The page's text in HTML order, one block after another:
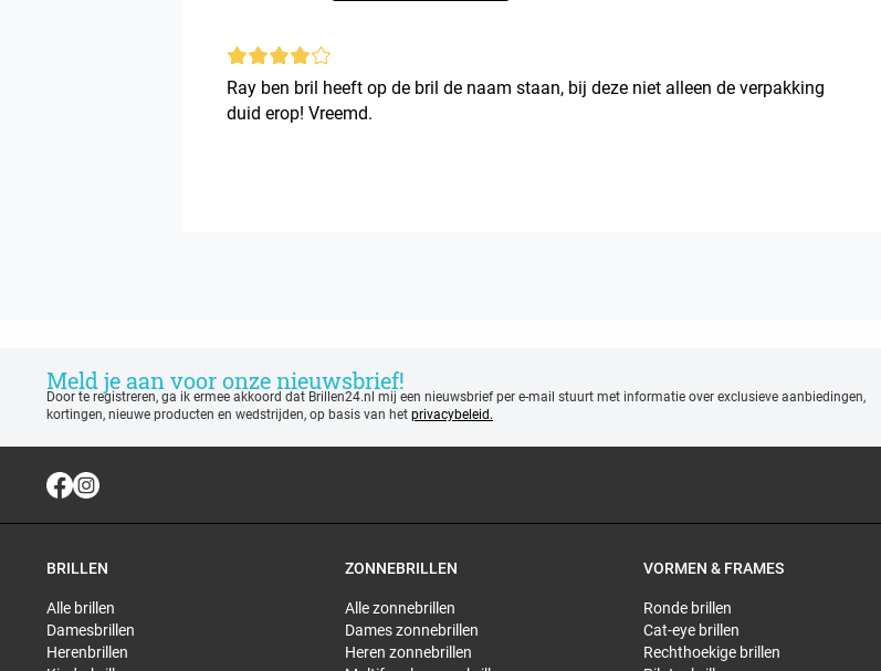
Ray ben bril heeft op de bril de naam staan, bij deze niet alleen de verpakking
duid erop! Vreemd.
Meld je aan voor onze nieuwsbrief!
Door te registreren, ga ik ermee akkoord dat Brillen24.nl mij een nieuwsbrief per e-mail stuurt met informatie over exclusieve aanbiedingen,
kortingen, nieuwe producten en wedstrijden, op basis van het privacybeleid.
BRILLEN
Alle brillen
Damesbrillen
Herenbrillen
ZONNEBRILLEN
Alle zonnebrillen
Dames zonnebrillen
Heren zonnebrillen
VORMEN & FRAMES
Ronde brillen
Cat-eye brillen
Rechthoekige brillen